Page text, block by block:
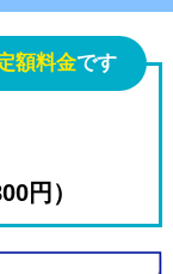
額料金です
円）